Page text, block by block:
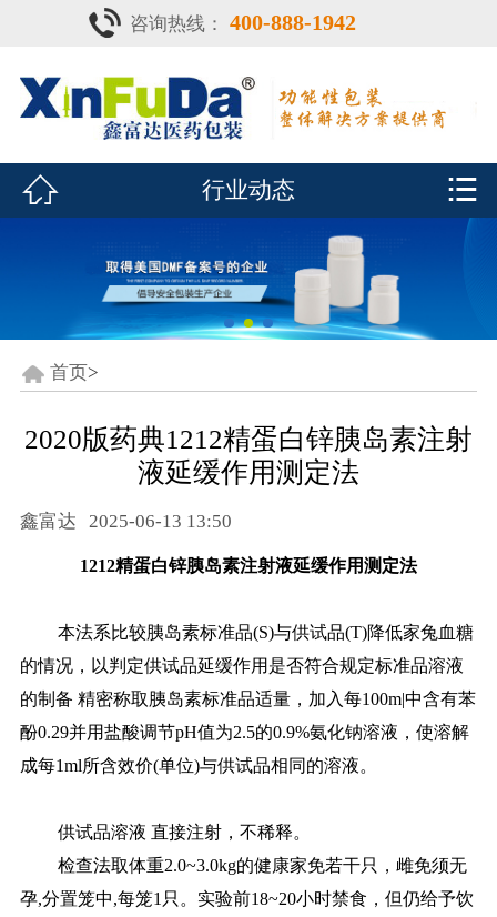
 首页
产品中心
鑫富达资质
行业动态
联系我们
CDE查询
咨询热线： 400-888-1942
 行业动态 
首页>
2020版药典1212精蛋白锌胰岛素注射
液延缓作用测定法
鑫富达 2025-06-13 13:50
1212精蛋白锌胰岛素注射液延缓作用测定法
本法系比较胰岛素标准品(S)与供试品(T)降低家兔血糖
的情况，以判定供试品延缓作用是否符合规定标准品溶液
的制备 精密称取胰岛素标准品适量，加入每100m|中含有苯
酚0.29并用盐酸调节pH值为2.5的0.9%氨化钠溶液，使溶解
成每1ml所含效价(单位)与供试品相同的溶液。
供试品溶液 直接注射，不稀释。
检查法取体重2.0~3.0kg的健康家免若干只，雌免须无
孕,分置笼中,每笼1只。实验前18~20小时禁食，但仍给予饮